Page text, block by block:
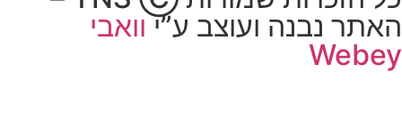
האתר נבנה ועוצב ע”יוואבי
Webey